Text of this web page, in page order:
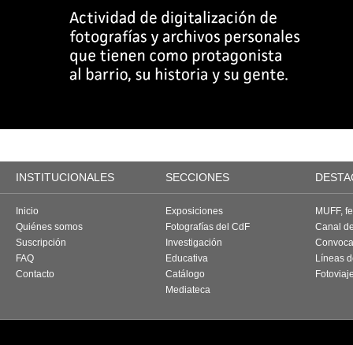
INSTITUCIONALES SECCIONES
Inicio
Quiénes somos
Suscripción
FAQ
Contacto
Exposiciones
Fotografías del CdF
Investigación
Educativa
Catálogo
Mediateca
MUFF,
Canal
Líneas